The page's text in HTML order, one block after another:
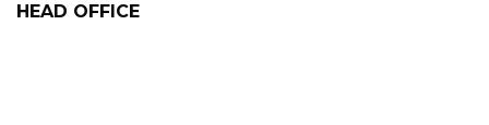
HEAD OFFICE